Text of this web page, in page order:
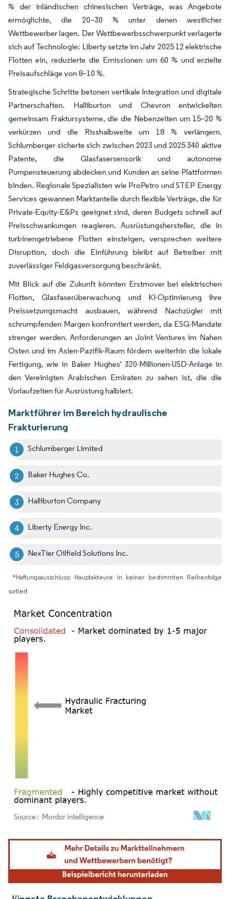
% der inländischen chinesischen Verträge, was Angebote
ermöglichte, die 20–30 % unter denen westlicher
Wettbewerber lagen. Der Wettbewerbsschwerpunkt verlagerte
sich auf Technologie: Liberty setzte im Jahr 2025 12 elektrische
Flotten ein, reduzierte die Emissionen um 60 % und erzielte
Preisaufschläge von 8–10 %.
Strategische Schritte betonen vertikale Integration und digitale
Partnerschaften. Halliburton und Chevron entwickelten
gemeinsam Fraktursysteme, die die Nebenzeiten um 15–20 %
verkürzen und die Risshalbweite um 18 % verlängern.
Schlumberger sicherte sich zwischen 2023 und 2025 340 aktive
Patente, die Glasfasersensorik und autonome
Pumpensteuerung abdecken und Kunden an seine Plattformen
binden. Regionale Spezialisten wie ProPetro und STEP Energy
Services gewannen Marktanteile durch flexible Verträge, die für
Private-Equity-E&Ps geeignet sind, deren Budgets schnell auf
Preisschwankungen reagieren. Ausrüstungshersteller, die in
turbinengetriebene Flotten einsteigen, versprechen weitere
Disruption, doch die Einführung bleibt auf Betreiber mit
zuverlässiger Feldgasversorgung beschränkt.
Mit Blick auf die Zukunft könnten Erstmover bei elektrischen
Flotten, Glasfaserüberwachung und KI-Optimierung ihre
Preissetzungsmacht ausbauen, während Nachzügler mit
schrumpfenden Margen konfrontiert werden, da ESG-Mandate
strenger werden. Anforderungen an Joint Ventures im Nahen
Osten und im Asien-Pazifik-Raum fördern weiterhin die lokale
Fertigung, wie in Baker Hughes' 320-Millionen-USD-Anlage in
den Vereinigten Arabischen Emiraten zu sehen ist, die die
Vorlaufzeiten für Ausrüstung halbiert.
Marktführer im Bereich hydraulische
Frakturierung
Schlumberger Limited
Baker Hughes Co.
Halliburton Company
Liberty Energy Inc.
NexTier Oilfield Solutions Inc.
*Haftungsausschluss: Hauptakteure in keiner bestimmten Reihenfolge
sortiert
Bild © Mordor Intelligence. Wiederverwendung erfordert Namensnennung gemäß